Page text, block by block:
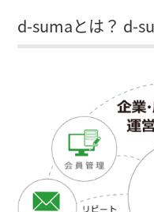
d-sumaとは？ d-